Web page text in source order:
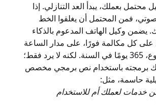
بعملك، يبدأ العد التنازلي. إذا
فمن المحتمل أن يغلقوا الخط
يضمن وكيل الهاتف المدعوم بالذكاء
على كل مكالمة فورًا، على مدار الساعة
طوال أيام الأسبوع، 365 يومًا في السنة. لكنه لا يرد فقط؛
برمجته باستخدام نص برمجي مخصص
حاسمة، مثل:
خدمات لعملك أم للاستخدام